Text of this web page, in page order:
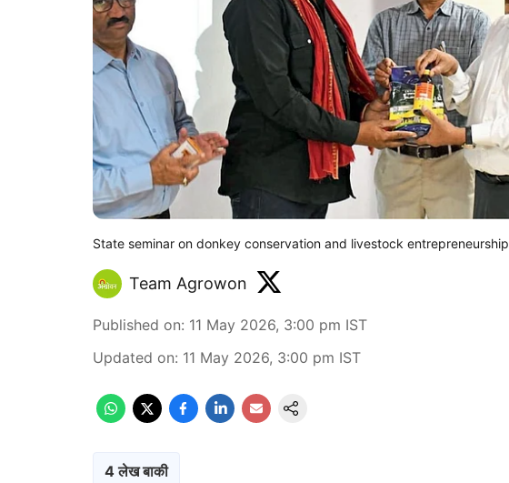
State seminar on donkey conservation and livestock entrepreneurship
Team Agrowon
Published on: 11 May 2026, 3:00 pm IST
Updated on: 11 May 2026, 3:00 pm IST
4 लेख बाकी